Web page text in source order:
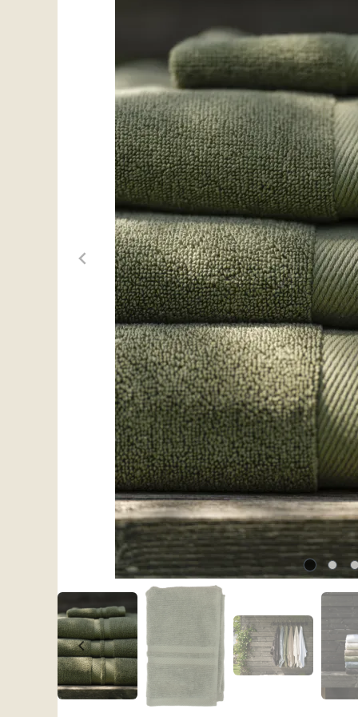
Halvor Bakke St. Paul
håndkle 50x100 Beige
Halvor Bakke St. Paul
håndkle 70x140 Beige
489,-